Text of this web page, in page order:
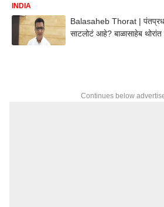
INDIA
Balasaheb Thorat |
साटलोटं आहे? बाळासाहेब थोरांत
Continues below